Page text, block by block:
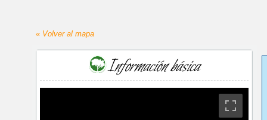
« Volver al mapa
Información básica